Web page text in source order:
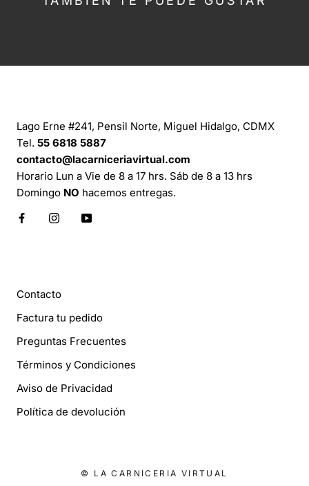
Lago Erne #241, Pensil Norte, Miguel Hidalgo, CDMX
Tel. 55 6818 5887
contacto@lacarniceriavirtual.com
Horario Lun a Vie de 8 a 17 hrs. Sáb de 8 a 13 hrs
Domingo NO hacemos entregas.
Contacto
Factura tu pedido
Preguntas Frecuentes
Términos y Condiciones
Aviso de Privacidad
Política de devolución
© LA CARNICERIA VIRTUAL